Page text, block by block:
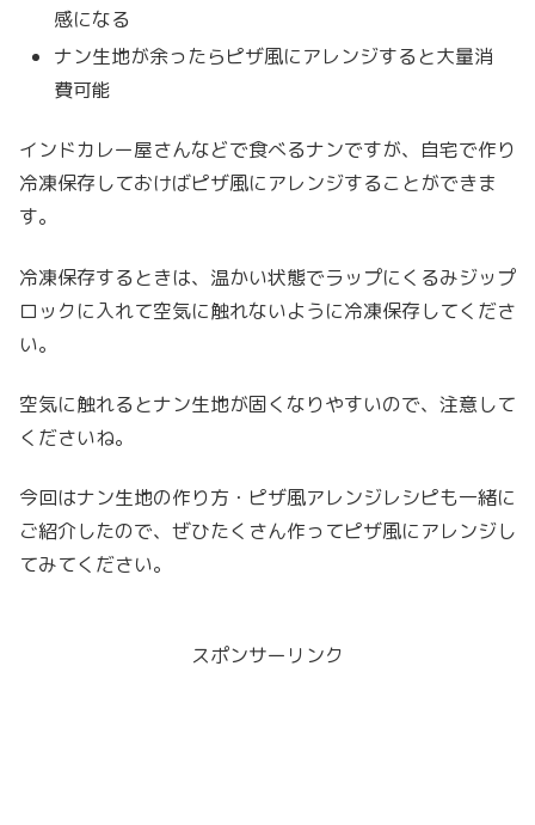
感になる
ナン生地が余ったらピザ風にアレンジすると大量消
費可能
インドカレー屋さんなどで食べるナンですが、自宅で作り
冷凍保存しておけばピザ風にアレンジすることができま
す。
冷凍保存するときは、温かい状態でラップにくるみジップ
ロックに入れて空気に触れないように冷凍保存してくださ
い。
空気に触れるとナン生地が固くなりやすいので、注意して
くださいね。
今回はナン生地の作り方・ピザ風アレンジレシピも一緒に
ご紹介したので、ぜひたくさん作ってピザ風にアレンジし
てみてください。
スポンサーリンク